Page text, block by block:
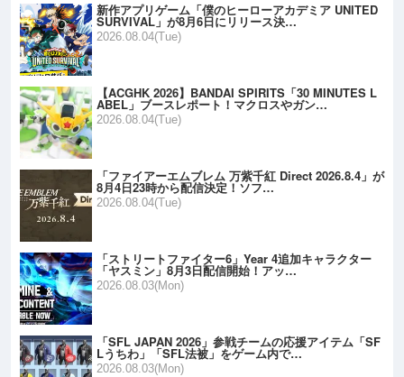
新作アプリゲーム「僕のヒーローアカデミア UNITED
SURVIVAL」が8月6日にリリース決…
2026.08.04(Tue)
【ACGHK 2026】BANDAI SPIRITS「30 MINUTES L
ABEL」ブースレポート！マクロスやガン…
2026.08.04(Tue)
「ファイアーエムブレム 万紫千紅 Direct 2026.8.4」が
8月4日23時から配信決定！ソフ…
2026.08.04(Tue)
「ストリートファイター6」Year 4追加キャラクター
「ヤスミン」8月3日配信開始！アッ…
2026.08.03(Mon)
「SFL JAPAN 2026」参戦チームの応援アイテム「SF
Lうちわ」「SFL法被」をゲーム内で…
2026.08.03(Mon)